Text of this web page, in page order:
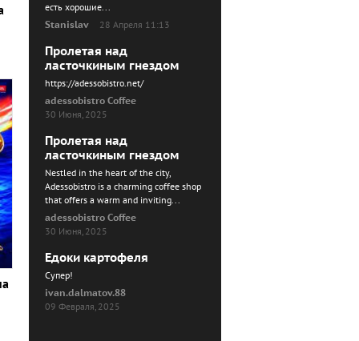
есть хорошие...
Stanislav
28 Апреля 11:13
Пролетая над
ласточкиным гнездом
https://adessobistro.net/
adessobistro Coffee
30 Июня, 2025
Пролетая над
ласточкиным гнездом
Nestled in the heart of the city,
Adessobistro is a charming coffee shop
that offers a warm and inviting...
adessobistro Coffee
30 Июня, 2025
Едоки картофеля
Cупер!
ivan.dalmatov.88
09 Февраля, 2025